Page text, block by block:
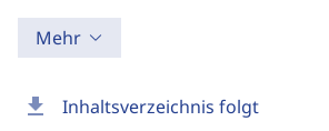
download Inhaltsverzeichnis folgt
Mehr